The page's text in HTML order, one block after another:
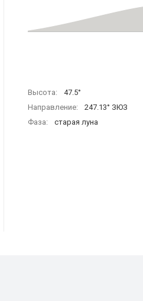
Высота:
47.5°
Направление:
247.13° ЗЮЗ
Фаза:
старая луна